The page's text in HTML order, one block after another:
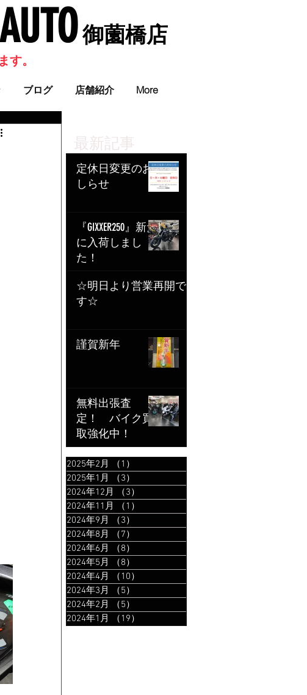
​ 御薗橋店
ブログ 店舗紹介 More
。
最新記事
定休日変更のお
しらせ
『GIXXER250』新た
に入荷しまし
た！
☆明日より営業再開で
す☆
謹賀新年
無料出張査
定！ バイク買
取強化中！
2025年2月 （1）
2025年1月
（3）
2024年12月
（3）
2024年11月
（1）
2024年9月
（3）
2024年8月
（7）
2024年6月
（8）
2024年5月
（8）
2024年4月
（10）
2024年3月
（5）
2024年2月
（5）
2024年1月
（19）